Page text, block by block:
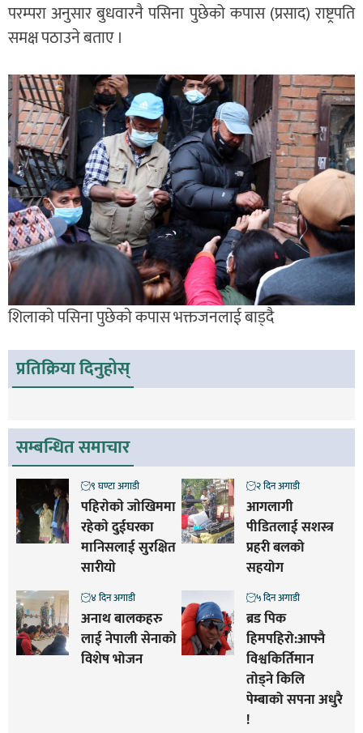
परम्परा अनुसार बुधवारनै पसिना पुछेको कपास (प्रसाद) राष्ट्रपति
समक्ष पठाउने बताए ।
शिलाकाे पसिना पुछेकाे कपास भक्तजनलाई बाड्दै
प्रतिक्रिया दिनुहोस्
सम्बन्धित समाचार
पहिराेकाे जाेखिममा
रहेकाे दुईघरका
मानिसलाई सुरक्षित
सारीयाे
९ घण्टा अगाडी
आगलागी
पीडितलाई सशस्त्र
प्रहरी बलको
सहयोग
२ दिन अगाडी
अनाथ बालकहरु
लाई नेपाली सेनाको
विशेष भोजन
४ दिन अगाडी
ब्रड पिक
हिमपहिरो:आफ्नै
विश्वकिर्तिमान
तोड्ने किलि
पेम्बाको सपना अधुरै
!
५ दिन अगाडी